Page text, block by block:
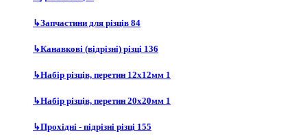
↳Запчастини для різців 84
↳Канавкові (відрізні) різці 136
↳Набір різців, перетин 12х12мм 1
↳Набір різців, перетин 20х20мм 1
↳Прохідні - підрізні різці 155